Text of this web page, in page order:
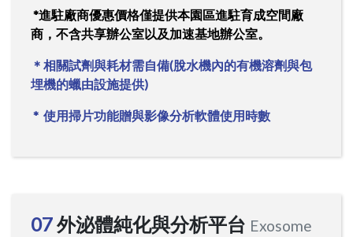
*進駐廠商優惠價格僅提供本園區進駐育成空間廠
商，不含共享辦公室以及加速基地辦公室。
＊相關試劑與耗材需自備(脫水機內的有機溶劑與包
埋機的蠟由設施提供)
* 使用掃片功能贈與影像分析軟體使用時數
07外泌體純化與分析平台 Exosome